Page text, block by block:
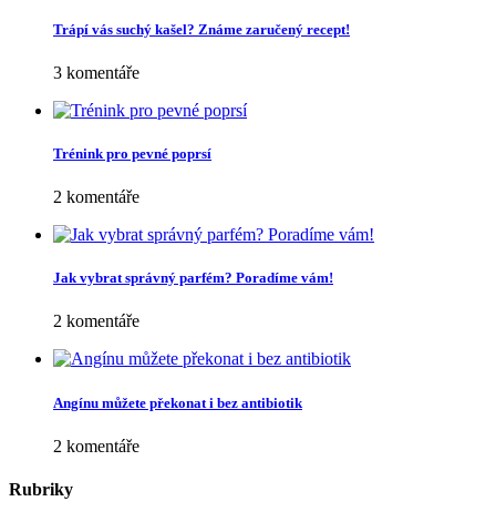
Trápí vás suchý kašel? Známe zaručený recept!
3 komentáře
Trénink pro pevné poprsí
2 komentáře
Jak vybrat správný parfém? Poradíme vám!
2 komentáře
Angínu můžete překonat i bez antibiotik
2 komentáře
Rubriky